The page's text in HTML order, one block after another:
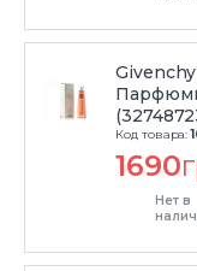
Код товара:
1690
Нет в